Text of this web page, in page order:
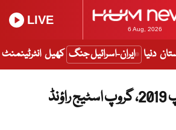
6 Aug, 2026
LIVE
دنیا ایران-اسرائیل جنگ کھیل انٹرٹینمنٹ
فٹ بال ایشین کپ 2019، گروپ اسٹیج راؤنڈ